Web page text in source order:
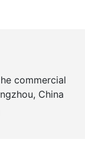
commercial
China